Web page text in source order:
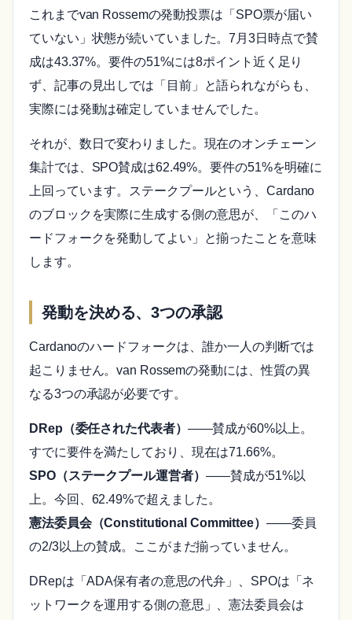
これまでvan Rossemの発動投票は「SPO票が届い
ていない」状態が続いていました。7月3日時点で賛
成は43.37%。要件の51%には8ポイント近く足り
ず、記事の見出しでは「目前」と語られながらも、
実際には発動は確定していませんでした。
それが、数日で変わりました。現在のオンチェーン
集計では、SPO賛成は62.49%。要件の51%を明確に
上回っています。ステークプールという、Cardano
のブロックを実際に生成する側の意思が、「このハ
ードフォークを発動してよい」と揃ったことを意味
します。
発動を決める、3つの承認
Cardanoのハードフォークは、誰か一人の判断では
起こりません。van Rossemの発動には、性質の異
なる3つの承認が必要です。
DRep（委任された代表者） ——賛成が60%以上。
すでに要件を満たしており、現在は71.66%。
SPO（ステークプール運営者） ——賛成が51%以
上。今回、62.49%で超えました。
憲法委員会（Constitutional Committee） ——委員
の2/3以上の賛成。ここがまだ揃っていません。
DRepは「ADA保有者の意思の代弁」、SPOは「ネ
ットワークを運用する側の意思」、憲法委員会は